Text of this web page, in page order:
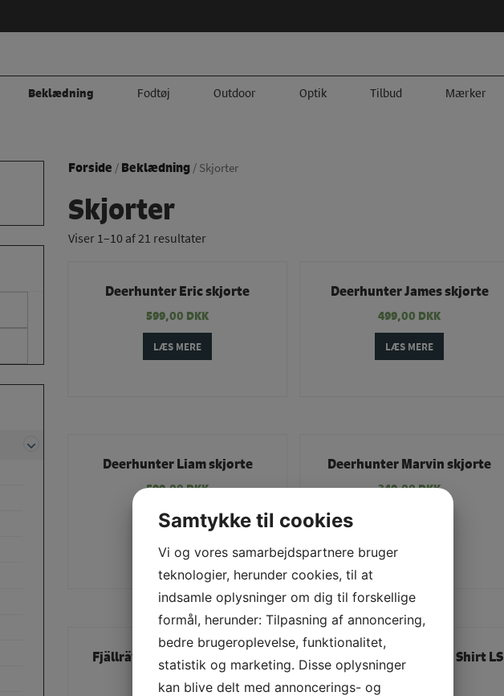
Beklædning Fodtøj Outdoor Optik Tilbud Mærker
Forside / Beklædning/ Skjorter
Skjorter
Viser 1–10 af 21 resultater
Deerhunter Eric skjorte
599,00 DKK
LÆS MERE
Deerhunter James skjorte
499,00 DKK
LÆS MERE
Deerhunter Liam skjorte
599,00DKK
LÆS MERE
Deerhunter Marvin skjorte
349,00DKK
Fjällräven Abisko Hike Shirt
(Savanna)
Fjällräven Abisko Hike Shirt LS
Samtykke til cookies
Vi og vores samarbejdspartnere bruger
teknologier, herunder cookies, til at
indsamle oplysninger om dig til forskellige
formål, herunder: Tilpasning af annoncering,
bedre brugeroplevelse, funktionalitet,
statistik og marketing. Disse oplysninger
kan blive delt med annoncerings- og